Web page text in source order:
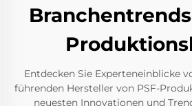
Entdecken Sie Experteneinblicke
führenden Hersteller von PSF-
neuesten Innovationen und